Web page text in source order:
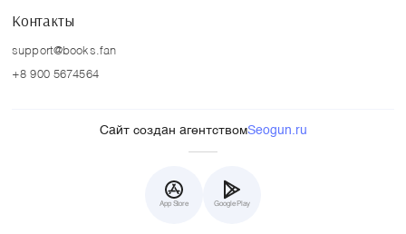
Контакты
support@books.fan
+8 900 5674564
Сайт создан агентствомSeogun.ru
App Store Google Play